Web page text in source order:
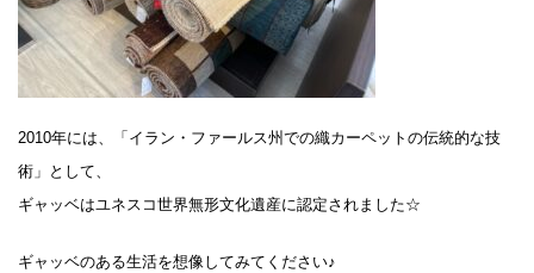
2010年には、「イラン・ファールス州での織カーペットの伝統的な技
術」として、
ギャッベはユネスコ世界無形文化遺産に認定されました☆
ギャッベのある生活を想像してみてください♪